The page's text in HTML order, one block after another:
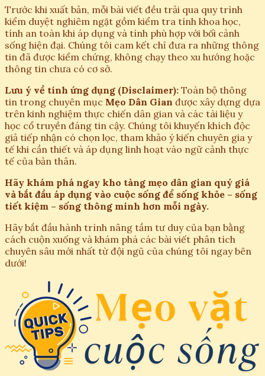
Trước khi xuất bản, mỗi bài viết đều trải qua quy trình
kiểm duyệt nghiêm ngặt gồm kiểm tra tính khoa học,
tính an toàn khi áp dụng và tính phù hợp với bối cảnh
sống hiện đại. Chúng tôi cam kết chỉ đưa ra những thông
tin đã được kiểm chứng, không chạy theo xu hướng hoặc
thông tin chưa có cơ sở.
Lưu ý về tính ứng dụng (Disclaimer): Toàn bộ thông
tin trong chuyên mục Mẹo Dân Gian được xây dựng dựa
trên kinh nghiệm thực chiến dân gian và các tài liệu y
học cổ truyền đáng tin cậy. Chúng tôi khuyến khích độc
giả tiếp nhận có chọn lọc, tham khảo ý kiến chuyên gia y
tế khi cần thiết và áp dụng linh hoạt vào ngữ cảnh thực
tế của bản thân.
Hãy khám phá ngay kho tàng mẹo dân gian quý giá
và bắt đầu áp dụng vào cuộc sống để sống khỏe – sống
tiết kiệm – sống thông minh hơn mỗi ngày.
Hãy bắt đầu hành trình nâng tầm tư duy của bạn bằng
cách cuộn xuống và khám phá các bài viết phân tích
chuyên sâu mới nhất từ đội ngũ của chúng tôi ngay bên
dưới!